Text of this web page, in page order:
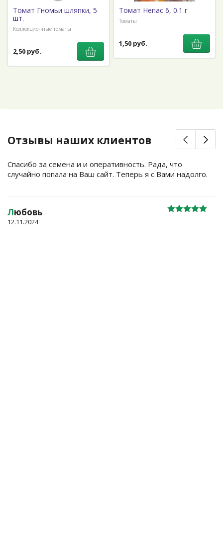
Томат Гномьи шляпки, 5
шт.
Коллекционные томаты
2,50 руб.
Томат Непас 6, 0.1 г
Томаты
1,50 руб.
Отзывы наших клиентов
Спасибо за семена и и оперативность. Рада, что
случайно попала на Ваш сайт. Теперь я с Вами надолго.
Любовь
12.11.2024